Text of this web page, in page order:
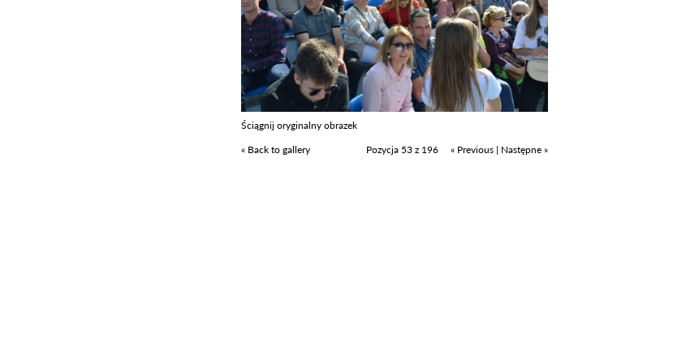
Ściągnij oryginalny obrazek
« Back to gallery
Pozycja 53 z 196 « Previous | Następne »